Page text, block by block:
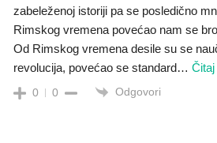
zabeleženoj istoriji pa se posledično
Rimskog vremena povećao nam se
Od Rimskog vremena desile su se
revolucija, povećao se standard…
0 0 Odgovori